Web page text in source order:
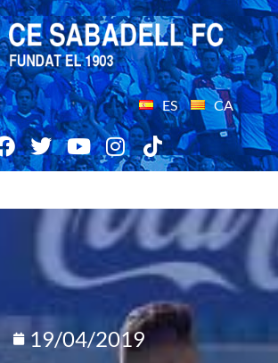
ES CA
19/04/2019